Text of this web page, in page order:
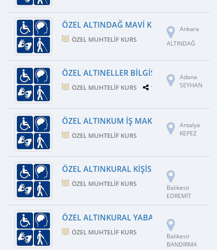
ÖZEL ALTINDAĞ MAVI KIŞISEL GELIŞIM
ÖZEL MUHTELIF KURS
Ankara
ALTINDAĞ
ÖZEL ALTINELLER BILGISAYAR
ÖZEL MUHTELIF KURS 1 ŞUBE
Adana
SEYHAN
ÖZEL ALTINKUM İŞ MAKINESI
ÖZEL MUHTELIF KURS
Antalya
KEPEZ
ÖZEL ALTINKURAL KIŞISEL GELIŞIM
ÖZEL MUHTELIF KURS
Balıkesir
EDREMİT
ÖZEL ALTINKURAL YABANCI DIL KURSU
ÖZEL MUHTELIF KURS
Balıkesir
BANDIRMA